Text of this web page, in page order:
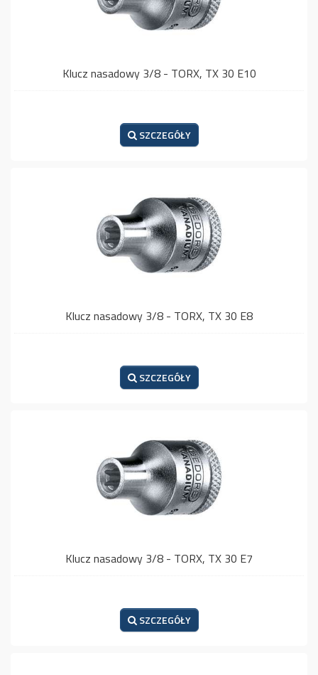
Klucz nasadowy 3/8 - TORX, TX 30 E10
SZCZEGÓŁY
Klucz nasadowy 3/8 - TORX, TX 30 E8
SZCZEGÓŁY
Klucz nasadowy 3/8 - TORX, TX 30 E7
SZCZEGÓŁY